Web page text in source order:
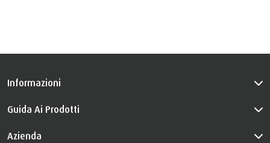
Informazioni
Guida Ai Prodotti
Azienda